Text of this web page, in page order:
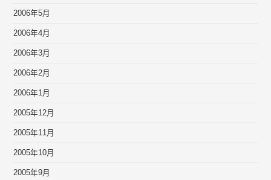
2006年5月
2006年4月
2006年3月
2006年2月
2006年1月
2005年12月
2005年11月
2005年10月
2005年9月